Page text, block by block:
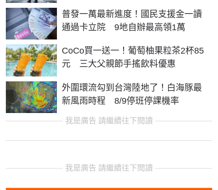
普發一萬最新進度！國民支援金一讀
通過卡立院 9地自辦最高領1萬
CoCo買一送一！葡萄柚果粒茶2杯85
元 三大父親節手搖飲料優惠
外圍環流勾到台灣陸地了！白海豚最
新風雨時程 8/9停班停課機率
我是廣告 請繼續往下閱讀
我是廣告 請繼續往下閱讀